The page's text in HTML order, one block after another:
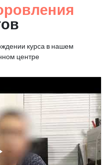
курса в нашем
центре